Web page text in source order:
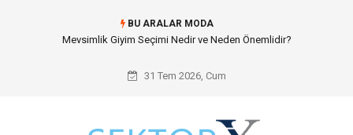
BU ARALAR MODA
Hansgrohe Ankastre Duş Seti Banyo Mimarisinde Konforu Nasıl
31 Tem 2026, Cum